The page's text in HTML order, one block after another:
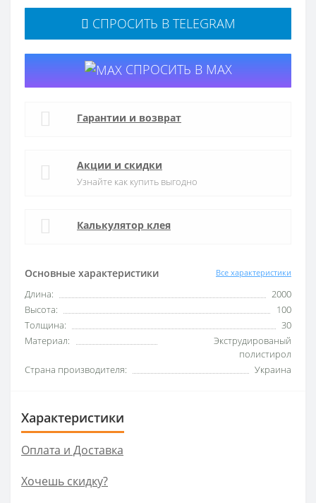
Основные характеристики Все характеристики
Длина:
2000
Высота:
100
Толщина:
30
Материал:
Экструдированый
полистирол
Страна производителя:
Украина
СПРОСИТЬ В TELEGRAM
СПРОСИТЬ В MAX
Гарантии и возврат
Акции и скидки
Узнайте как купить выгодно
Калькулятор клея
Характеристики
Оплата и Доставка
Хочешь скидку?